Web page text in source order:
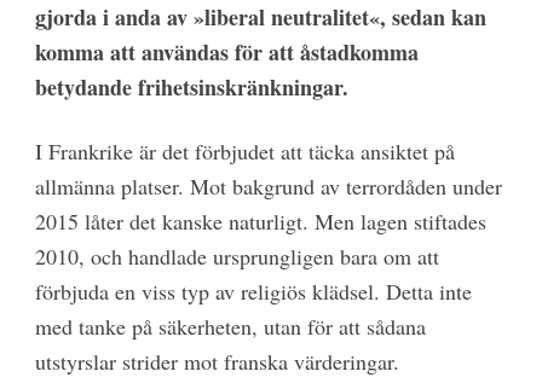
gjorda i anda av »liberal neutralitet«, sedan kan
komma att användas för att åstadkomma
betydande frihetsinskränkningar.
I Frankrike är det förbjudet att täcka ansiktet på
allmänna platser. Mot bakgrund av terrordåden under
2015 låter det kanske naturligt. Men lagen stiftades
2010, och handlade ursprungligen bara om att
förbjuda en viss typ av religiös klädsel. Detta inte
med tanke på säkerheten, utan för att sådana
utstyrslar strider mot franska värderingar.